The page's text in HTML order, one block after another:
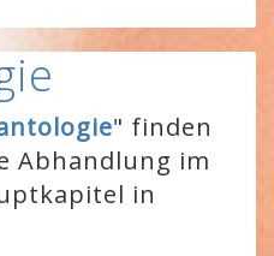
" finden
Abhandlung im
in